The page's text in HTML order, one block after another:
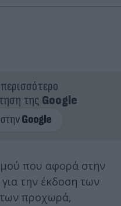
της Google
που αφορά στην
την έκδοση των
προχωρά,